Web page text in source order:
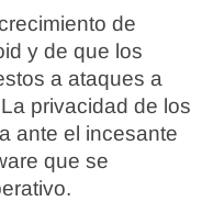
de
y de que los
a ataques a
privacidad de los
ante el incesante
que se